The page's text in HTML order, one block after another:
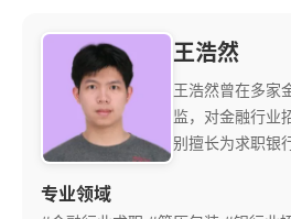
王浩然
王浩然曾在多家
监，对金融行业
别擅长为求职银
专业领域